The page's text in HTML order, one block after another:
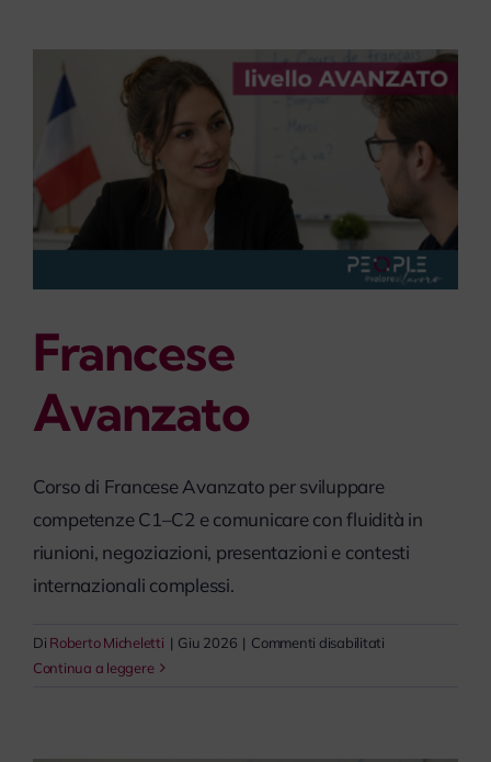
Francese
Avanzato
Corso di Francese Avanzato per sviluppare
competenze C1–C2 e comunicare con fluidità in
riunioni, negoziazioni, presentazioni e contesti
internazionali complessi.
Di Roberto Micheletti | Giu 2026 | Commenti disabilitatisu
Continua a leggere